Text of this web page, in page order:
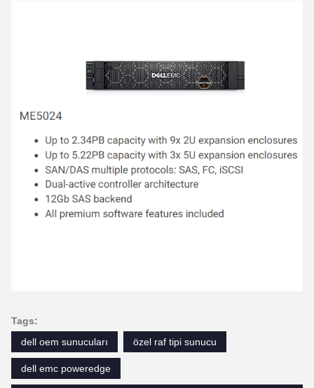
Tags:
dell oem sunucuları
özel raf tipi sunucu
dell emc poweredge